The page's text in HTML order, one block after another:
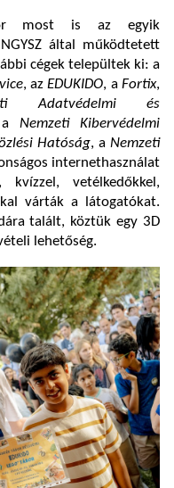
most is az egyik
által működtetett
cégek települtek ki: a
, azEDUKIDO, aFortix,
Adatvédelmi és
Nemzeti Kibervédelmi
Hatóság, a Nemzeti
internethasználat
vetélkedőkkel,
várták a látogatókat.
talált, köztük egy 3D
lehetőség.